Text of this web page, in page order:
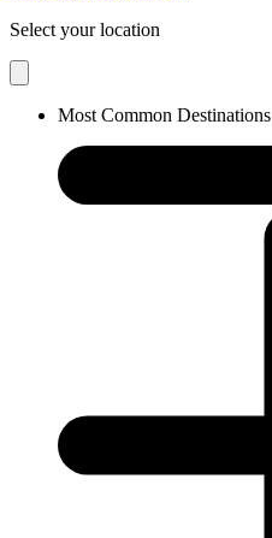
Select your location
Most Common Destinations